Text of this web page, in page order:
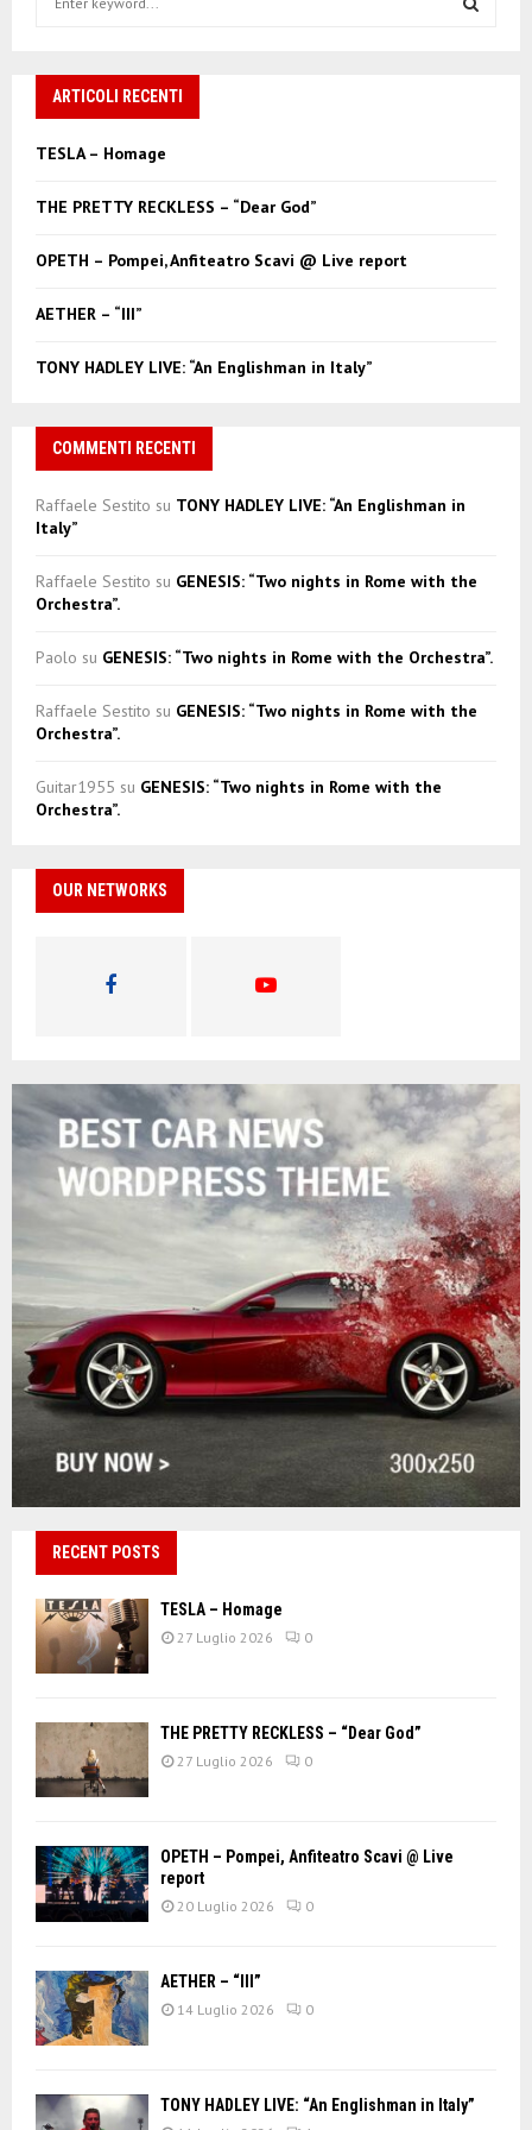
h
o
ARTICOLI RECENTI
TESLA – Homage
THE PRETTY RECKLESS – “Dear God”
OPETH – Pompei, Anfiteatro Scavi @ Live report
AETHER – “III”
TONY HADLEY LIVE: “An Englishman in Italy”
COMMENTI RECENTI
Raffaele Sestito su TONY HADLEY LIVE: “An Englishman in
Italy”
Raffaele Sestito su GENESIS: “Two nights in Rome with the
Orchestra”.
Paolo su GENESIS: “Two nights in Rome with the Orchestra”.
Raffaele Sestito su GENESIS: “Two nights in Rome with the
Orchestra”.
Guitar1955 su GENESIS: “Two nights in Rome with the
Orchestra”.
OUR NETWORKS
RECENT POSTS
TESLA – Homage
27 Luglio 2026 0
THE PRETTY RECKLESS – “Dear God”
27 Luglio 2026 0
OPETH – Pompei, Anfiteatro Scavi @ Live
report
20 Luglio 2026 0
AETHER – “III”
14 Luglio 2026 0
TONY HADLEY LIVE: “An Englishman in Italy”